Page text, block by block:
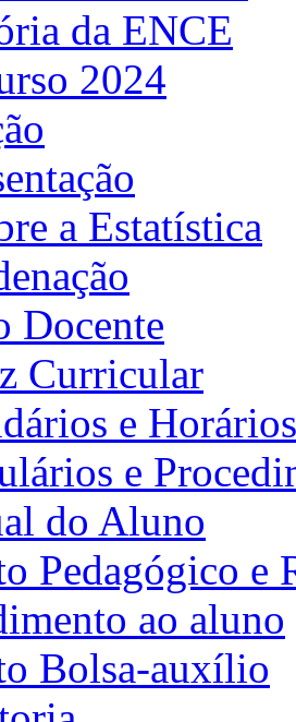
da ENCE
2024
a Estatística
Docente
Curricular
e Horários
e
do Aluno
Pedagógico e
ao aluno
Bolsa-auxílio